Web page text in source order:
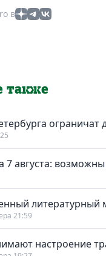
в
также
7 августа:
21:59
настроение